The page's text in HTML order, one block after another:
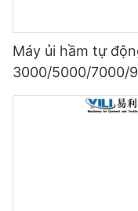
Máy ủi hầm tự
3000/5000/7000/